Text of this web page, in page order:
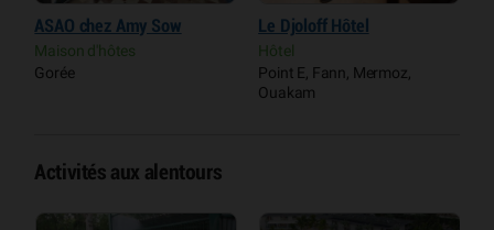
ASAO chez Amy Sow
Maison d'hôtes
Gorée
Le Djoloff Hôtel
Hôtel
Point E, Fann, Mermoz,
Ouakam
Activités aux alentours